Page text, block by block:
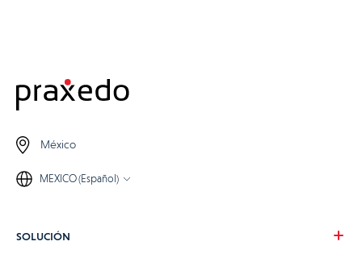
México
MEXICO (Español)
SOLUCIÓN